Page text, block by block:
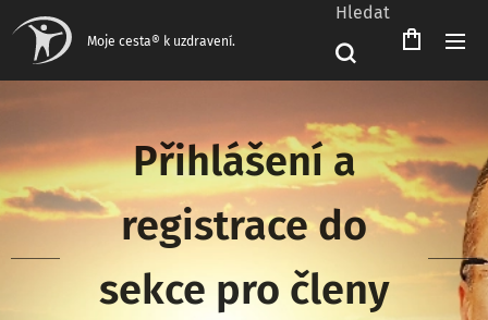
Moje cesta® k uzdravení.
Hledat
Přihlášení a
registrace do
sekce pro členy
Čeština‎